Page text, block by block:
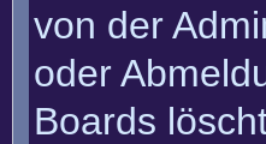
von der
oder
Boards